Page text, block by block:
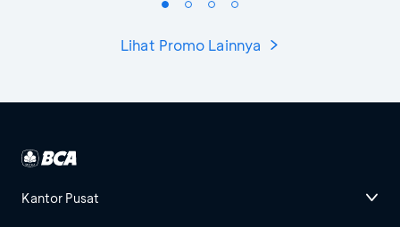
Lihat Promo Lainnya
Kantor Pusat